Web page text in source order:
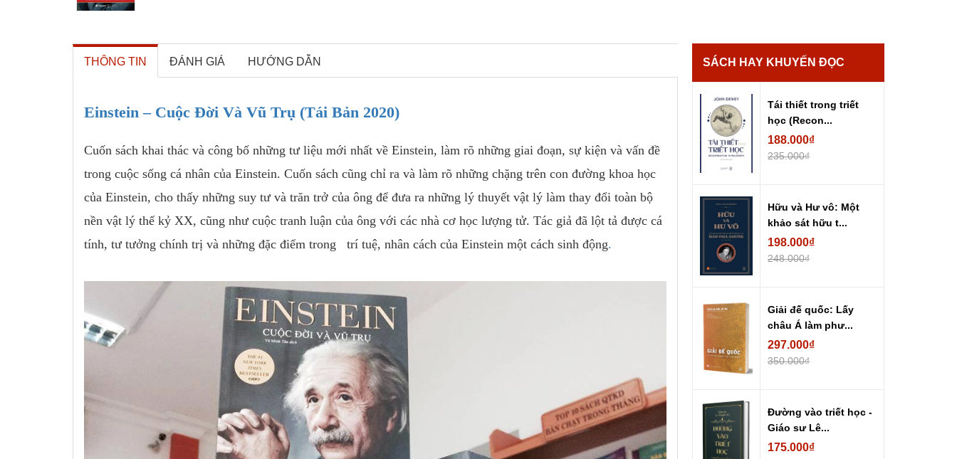
THÔNG TIN ĐÁNH GIÁ HƯỚNG DẪN
Einstein – Cuộc Đời Và Vũ Trụ (Tái Bản 2020)
Cuốn sách khai thác và công bố những tư liệu mới nhất về Einstein, làm rõ những giai đoạn, sự kiện và vấn đề
trong cuộc sống cá nhân của Einstein. Cuốn sách cũng chỉ ra và làm rõ những chặng trên con đường khoa học
của Einstein, cho thấy những suy tư và trăn trở của ông để đưa ra những lý thuyết vật lý làm thay đổi toàn bộ
nền vật lý thế kỷ XX, cũng như cuộc tranh luận của ông với các nhà cơ học lượng tử. Tác giả đã lột tả được cá
tính, tư tưởng chính trị và những đặc điểm trong trí tuệ, nhân cách của Einstein một cách sinh động.
SÁCH HAY KHUYẾN ĐỌC
Tái thiết trong triết
học (Recon...
188.000₫
235.000₫
Hữu và Hư vô: Một
khảo sát hữu t...
198.000₫
248.000₫
Giải đế quốc: Lấy
châu Á làm phư...
297.000₫
350.000₫
Đường vào triết học -
Giáo sư Lê...
175.000₫